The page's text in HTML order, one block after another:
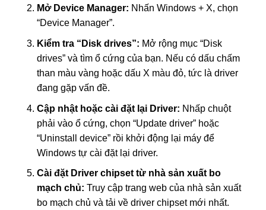
Mở Device Manager: Nhấn Windows + X, chọn
“Device Manager”.
Kiểm tra “Disk drives”: Mở rộng mục “Disk
drives” và tìm ổ cứng của bạn. Nếu có dấu chấm
than màu vàng hoặc dấu X màu đỏ, tức là driver
đang gặp vấn đề.
Cập nhật hoặc cài đặt lại Driver: Nhấp chuột
phải vào ổ cứng, chọn “Update driver” hoặc
“Uninstall device” rồi khởi động lại máy để
Windows tự cài đặt lại driver.
Cài đặt Driver chipset từ nhà sản xuất bo
mạch chủ: Truy cập trang web của nhà sản xuất
bo mạch chủ và tải về driver chipset mới nhất.